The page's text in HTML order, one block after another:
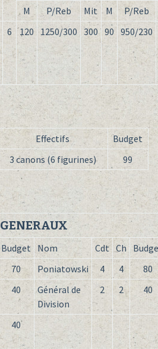
M P/Reb Mit M
P/Reb
6 120 1250/300 300 90 950/230
Effectifs
Budget
3 canons (6 figurines) 99
GENERAUX
Budget Nom Cdt Ch
70 Poniatowski 4 4
80
40
Général de
Division
2 2 40
40